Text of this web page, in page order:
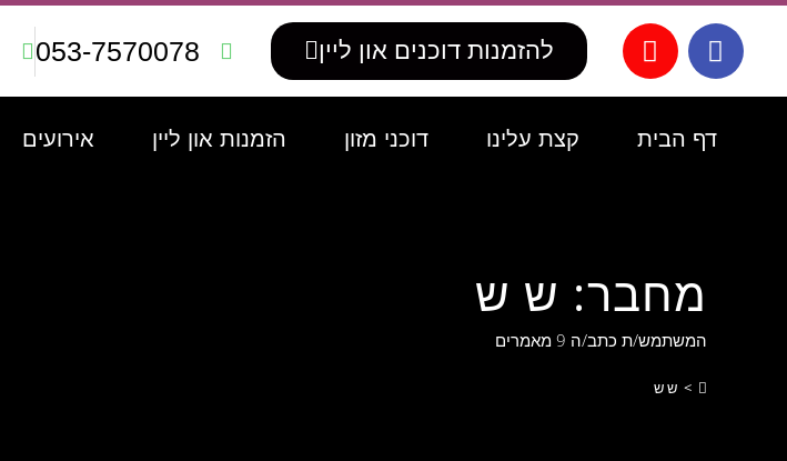
להזמנות דוכנים און ליין 053-7570078
דף הבית קצת עלינו דוכני מזון הזמנות און ליין אירועים
מחבר: ש ש
המשתמש/ת כתב/ה 9 מאמרים
> ש ש